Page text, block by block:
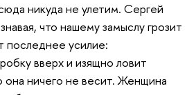
никуда не улетим. Сергей
что нашему замыслу грозит
последнее усилие:
вверх и изящно ловит
она ничего не весит. Женщина